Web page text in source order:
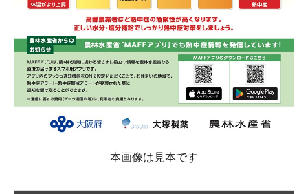
本画像は見本です